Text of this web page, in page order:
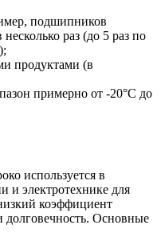
подшипников
раз (до 5 раз по
продуктами (в
примерно от -20°C до
используется в
и электротехнике для
коэффициент
долговечность. Основные